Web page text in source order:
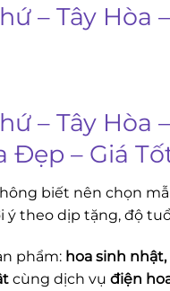
– Tây Hòa
– Tây Hòa
Đẹp – Giá
biết nên chọn
ý theo dịp tặng, độ
phẩm: hoa sinh
cùng dịch vụ điện